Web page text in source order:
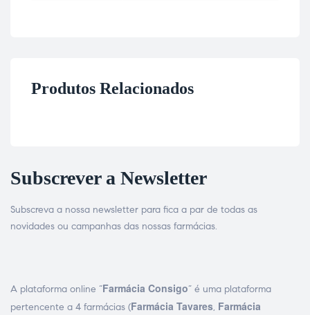
Produtos Relacionados
Subscrever a Newsletter
Subscreva a nossa newsletter para fica a par de todas as
novidades ou campanhas das nossas farmácias.
A plataforma online “Farmácia Consigo” é uma plataforma
pertencente a 4 farmácias (Farmácia Tavares, Farmácia